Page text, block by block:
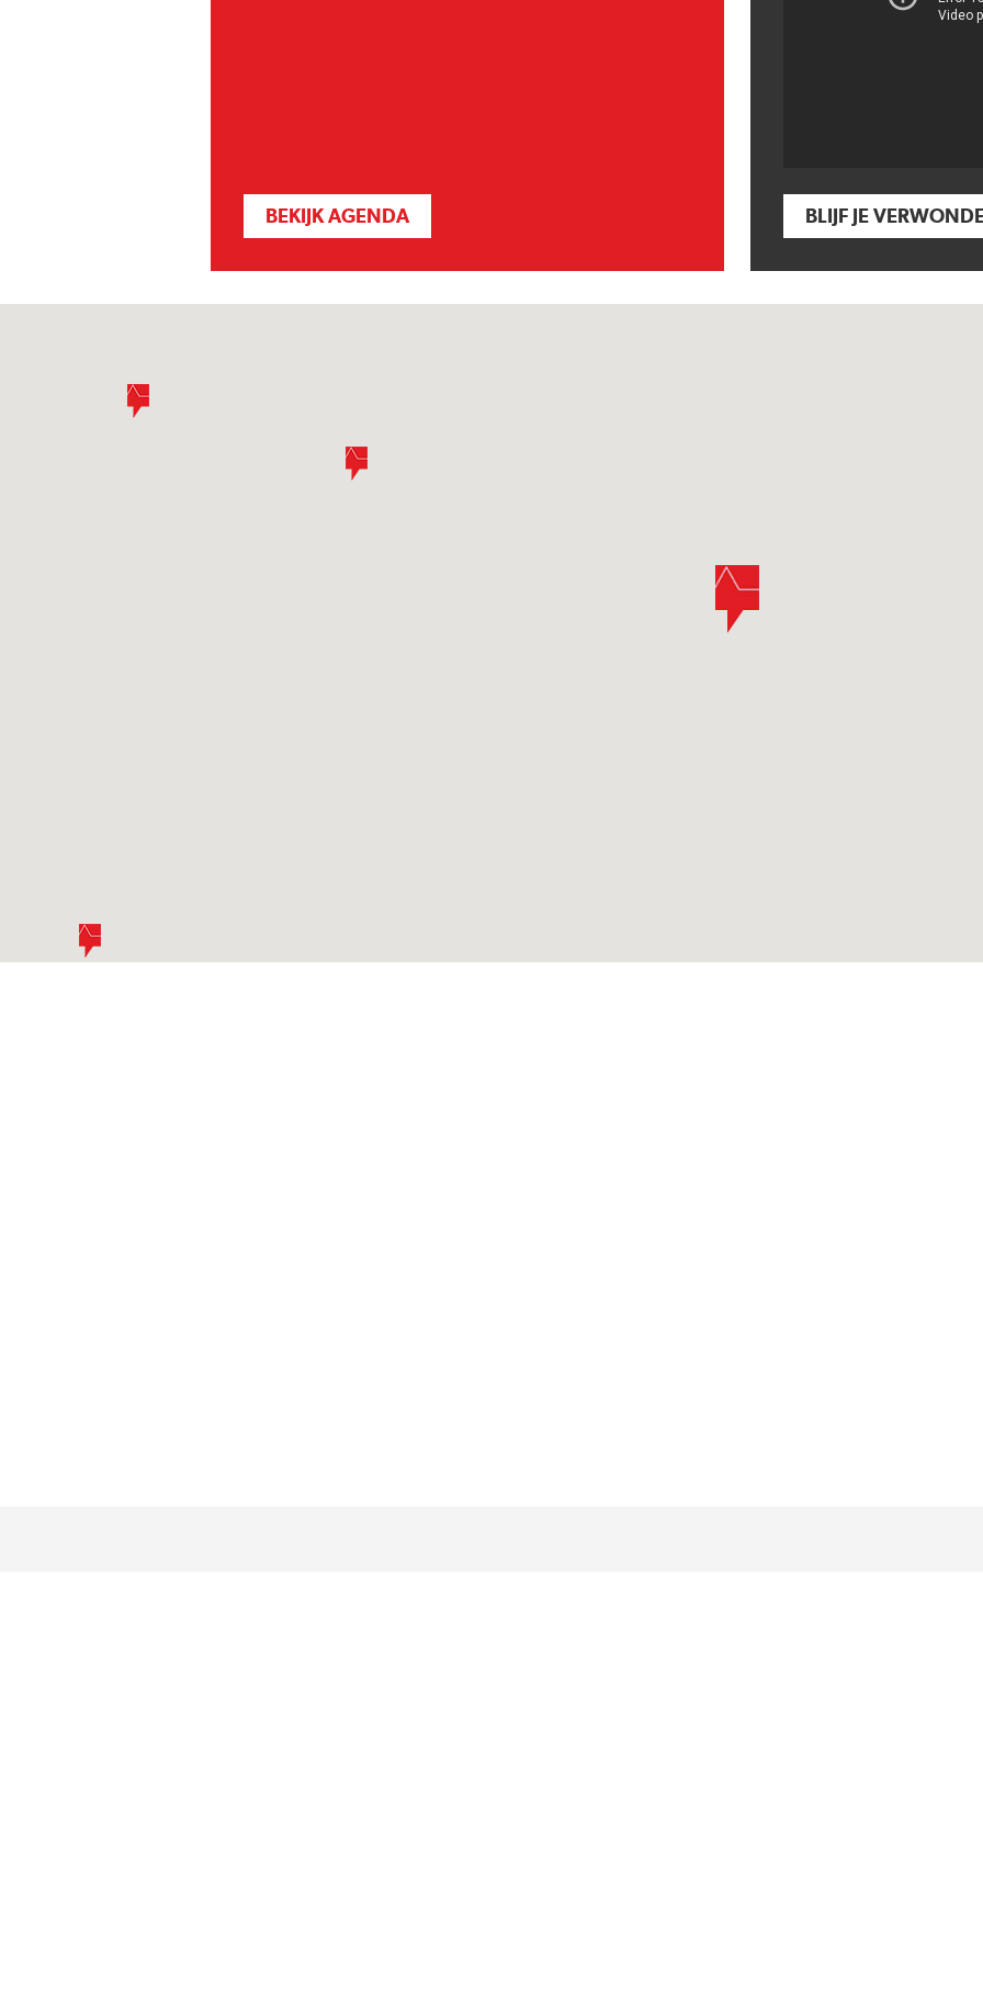
BEKIJK AGENDA BLIJF JE